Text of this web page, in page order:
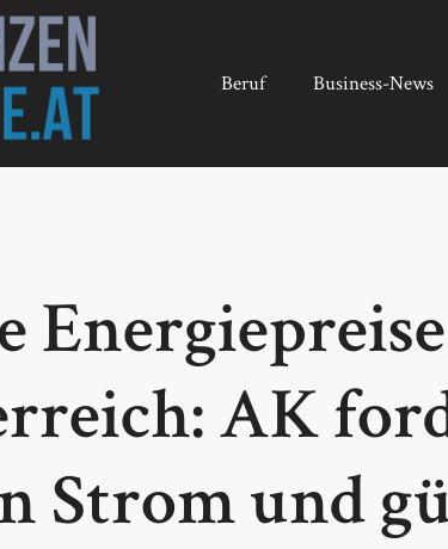
Beruf Business-News
AK
Strom und